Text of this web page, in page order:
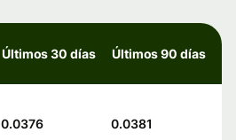
Últimos 30 días Últimos 90 días
0.0376 0.0381